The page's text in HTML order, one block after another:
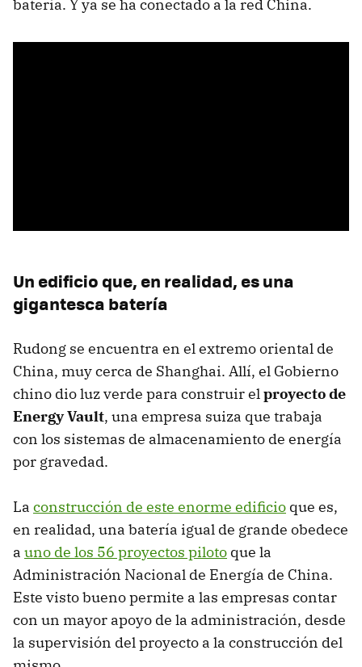
batería. Y ya se ha conectado a la red China.
Un edificio que, en realidad, es una
gigantesca batería
Rudong se encuentra en el extremo oriental de
China, muy cerca de Shanghai. Allí, el Gobierno
chino dio luz verde para construir elproyecto de
Energy Vault, una empresa suiza que trabaja
con los sistemas de almacenamiento de energía
por gravedad.
La construcción de este enorme edificio que es,
en realidad, una batería igual de grande obedece
a uno de los 56 proyectos piloto que la
Administración Nacional de Energía de China.
Este visto bueno permite a las empresas contar
con un mayor apoyo de la administración, desde
la supervisión del proyecto a la construcción del